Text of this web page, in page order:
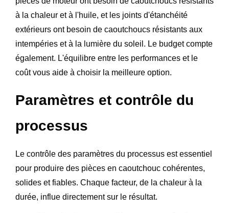
à la chaleur et à l'huile, et les joints d'étanchéité
extérieurs ont besoin de caoutchoucs résistants aux
intempéries et à la lumière du soleil. Le budget compte
également. L'équilibre entre les performances et le
coût vous aide à choisir la meilleure option.
Paramètres et contrôle du
processus
Le contrôle des paramètres du processus est essentiel
pour produire des pièces en caoutchouc cohérentes,
solides et fiables. Chaque facteur, de la chaleur à la
durée, influe directement sur le résultat.